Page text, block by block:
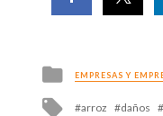
Posted
in
EMPRESAS Y
Tagged
arroz daños